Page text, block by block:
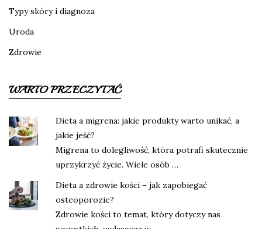
Typy skóry i diagnoza
Uroda
Zdrowie
WARTO PRZECZYTAĆ
Dieta a migrena: jakie produkty warto unikać, a
jakie jeść?
Migrena to dolegliwość, która potrafi skutecznie
uprzykrzyć życie. Wiele osób …
Dieta a zdrowie kości – jak zapobiegać
osteoporozie?
Zdrowie kości to temat, który dotyczy nas